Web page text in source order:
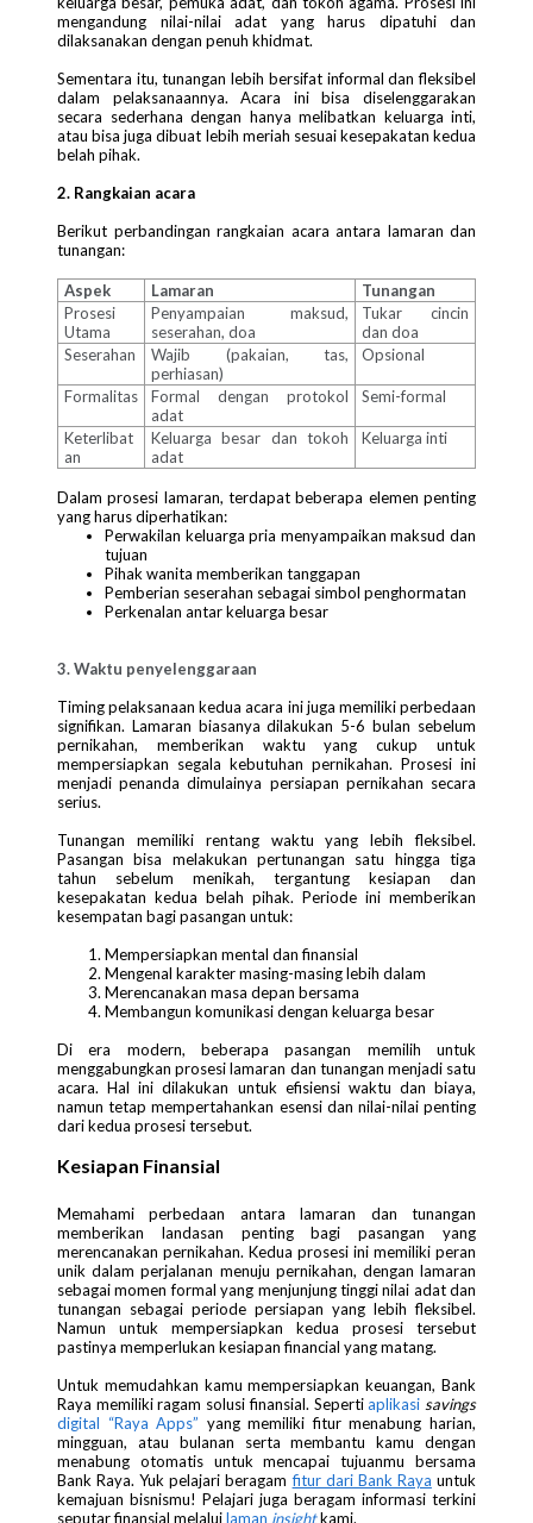
mengandung nilai-nilai adat yang harus dipatuhi dan
dilaksanakan dengan penuh khidmat.
Sementara itu, tunangan lebih bersifat informal dan fleksibel
dalam pelaksanaannya. Acara ini bisa diselenggarakan
secara sederhana dengan hanya melibatkan keluarga inti,
atau bisa juga dibuat lebih meriah sesuai kesepakatan kedua
belah pihak.
2. Rangkaian acara
Berikut perbandingan rangkaian acara antara lamaran dan
tunangan:
Aspek Lamaran
Tunangan
Prosesi
Utama
Penyampaian maksud,
seserahan, doa
Tukar cincin
dan doa
Seserahan
Wajib (pakaian, tas,
perhiasan)
Opsional
Formalitas
Formal dengan protokol
adat
Semi-formal
Keterlibat
an
Keluarga besar dan tokoh
adat
Keluarga inti
Dalam prosesi lamaran, terdapat beberapa elemen penting
yang harus diperhatikan:
Perwakilan keluarga pria menyampaikan maksud dan
tujuan
Pihak wanita memberikan tanggapan
Pemberian seserahan sebagai simbol penghormatan
Perkenalan antar keluarga besar
3. Waktu penyelenggaraan
Timing pelaksanaan kedua acara ini juga memiliki perbedaan
signifikan. Lamaran biasanya dilakukan 5-6 bulan sebelum
pernikahan, memberikan waktu yang cukup untuk
mempersiapkan segala kebutuhan pernikahan. Prosesi ini
menjadi penanda dimulainya persiapan pernikahan secara
serius.
Tunangan memiliki rentang waktu yang lebih fleksibel.
Pasangan bisa melakukan pertunangan satu hingga tiga
tahun sebelum menikah, tergantung kesiapan dan
kesepakatan kedua belah pihak. Periode ini memberikan
kesempatan bagi pasangan untuk:
Mempersiapkan mental dan finansial
Mengenal karakter masing-masing lebih dalam
Merencanakan masa depan bersama
Membangun komunikasi dengan keluarga besar
Di era modern, beberapa pasangan memilih untuk
menggabungkan prosesi lamaran dan tunangan menjadi satu
acara. Hal ini dilakukan untuk efisiensi waktu dan biaya,
namun tetap mempertahankan esensi dan nilai-nilai penting
dari kedua prosesi tersebut.
Kesiapan Finansial
Memahami perbedaan antara lamaran dan tunangan
memberikan landasan penting bagi pasangan yang
merencanakan pernikahan. Kedua prosesi ini memiliki peran
unik dalam perjalanan menuju pernikahan, dengan lamaran
sebagai momen formal yang menjunjung tinggi nilai adat dan
tunangan sebagai periode persiapan yang lebih fleksibel.
Namun untuk mempersiapkan kedua prosesi tersebut
pastinya memperlukan kesiapan financial yang matang.
Untuk memudahkan kamu mempersiapkan keuangan, Bank
Raya memiliki ragam solusi finansial. Sepertiaplikasi savings
digital “Raya Apps” yang memiliki fitur menabung harian,
mingguan, atau bulanan serta membantu kamu dengan
menabung otomatis untuk mencapai tujuanmu bersama
Bank Raya. Yuk pelajari beragamfitur dari Bank Raya untuk
kemajuan bisnismu! Pelajari juga beragam informasi terkini
seputar finansial melaluilaman insightkami.